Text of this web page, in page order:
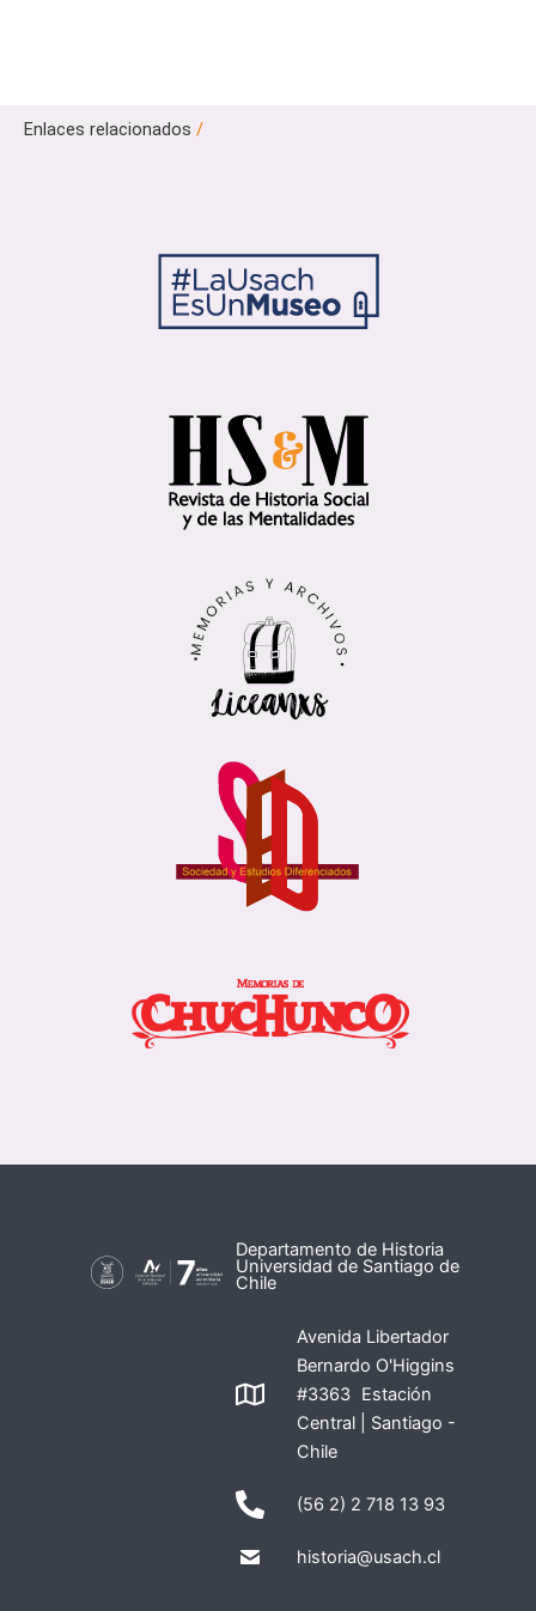
Enlaces relacionados /
Departamento de Historia
Universidad de Santiago de
Chile
Avenida Libertador
Bernardo O'Higgins
#3363 Estación
Central | Santiago -
Chile
(56 2) 2 718 13 93
historia@usach.cl